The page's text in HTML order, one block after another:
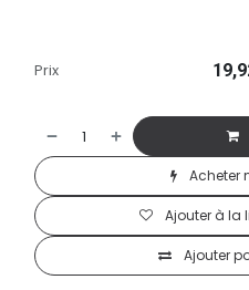
Acheter
Ajouter
Ajouter à la
Prix